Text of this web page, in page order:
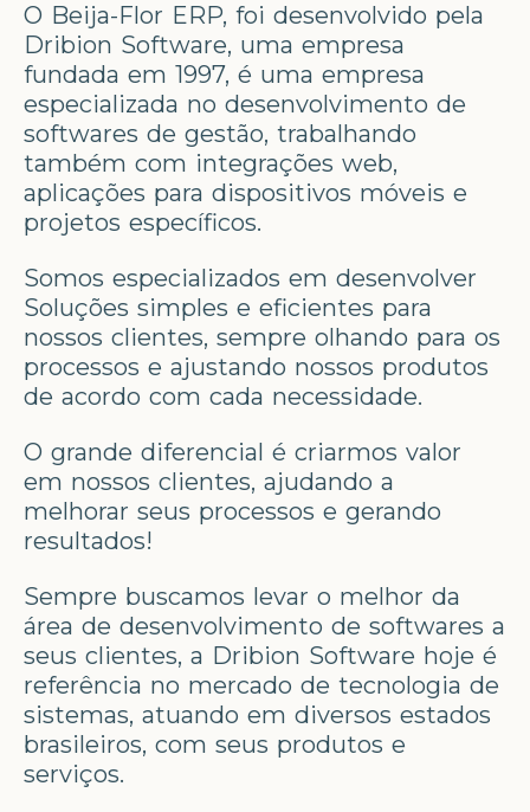
O Beija-Flor ERP, foi desenvolvido pela
Dribion Software, uma empresa
fundada em 1997, é uma empresa
especializada no desenvolvimento de
softwares de gestão, trabalhando
também com integrações web,
aplicações para dispositivos móveis e
projetos específicos.
Somos especializados em desenvolver
Soluções simples e eficientes para
nossos clientes, sempre olhando para os
processos e ajustando nossos produtos
de acordo com cada necessidade.
O grande diferencial é criarmos valor
em nossos clientes, ajudando a
melhorar seus processos e gerando
resultados!
Sempre buscamos levar o melhor da
área de desenvolvimento de softwares a
seus clientes, a Dribion Software hoje é
referência no mercado de tecnologia de
sistemas, atuando em diversos estados
brasileiros, com seus produtos e
serviços.